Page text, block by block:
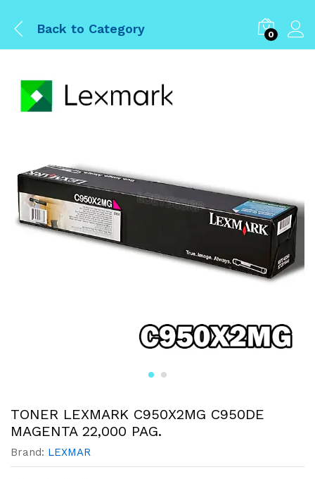
Back to Category 0
TONER LEXMARK C950X2MG C950DE
MAGENTA 22,000 PAG.
Brand: LEXMAR